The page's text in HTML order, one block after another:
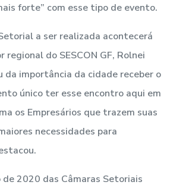
forte” com esse tipo de evento.
a ser realizada acontecerá
do SESCON GF, Rolnei
importância da cidade receber o
único ter esse encontro aqui em
os Empresários que trazem suas
necessidades para
de 2020 das Câmaras Setoriais